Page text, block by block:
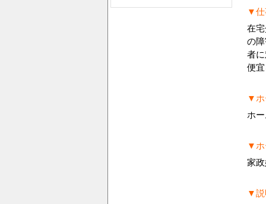
▼仕
在
の
者
便
▼ホ
ホ
▼ホ
家
▼説